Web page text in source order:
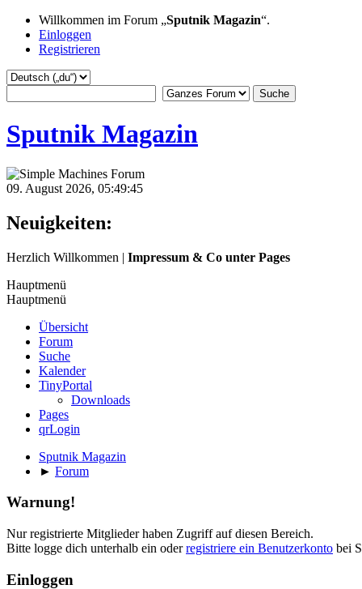
Willkommen im Forum „Sputnik Magazin“.
Einloggen
Registrieren
Sputnik Magazin
09. August 2026, 05:49:45
Neuigkeiten:
Herzlich Willkommen | Impressum & Co unter Pages
Hauptmenü
Hauptmenü
Übersicht
Forum
Suche
Kalender
TinyPortal
Downloads
Pages
qrLogin
Sputnik Magazin
► Forum
Warnung!
Nur registrierte Mitglieder haben Zugriff auf diesen Bereich.
Bitte logge dich unterhalb ein oderregistriere ein Benutzerkonto bei
Einloggen